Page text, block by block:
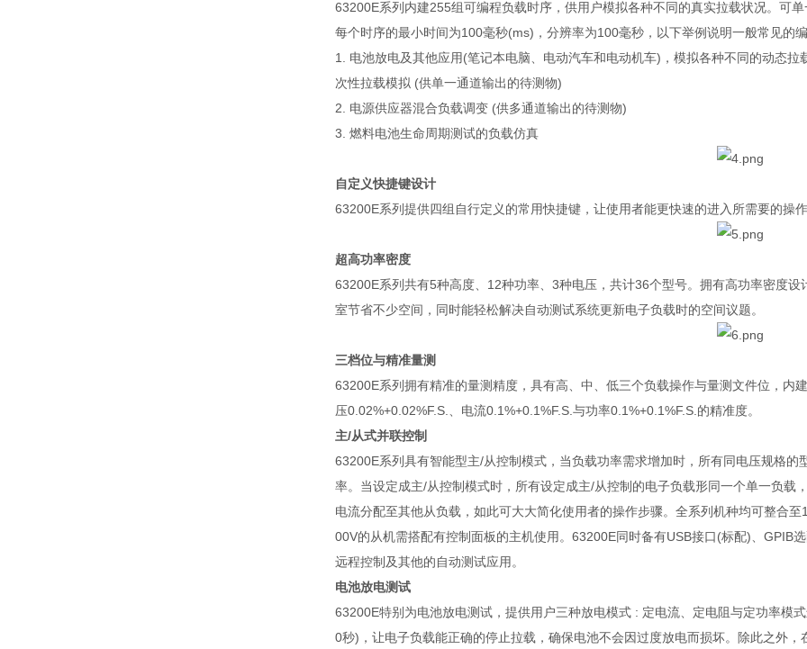
63200E系列内建255组可编程负载时序，供用户模拟各种不同的真实拉载状况。可
每个时序的最小时间为100毫秒(ms) ，分辨率为100毫秒，以下举例说明一般常见的编
1. 电池放电及其他应用(笔记本电脑、电动汽车和电动机车) ，模拟各种不同的动态
次性拉载模拟 (供单一通道输出的待测物)
2. 电源供应器混合负载调变 (供多通道输出的待测物)
3. 燃料电池生命周期测试的负载仿真
自定义快捷键设计
63200E系列提供四组自行定义的常用快捷键，让使用者能更快速的进入所需要的操
超高功率密度
63200E系列共有5种高度、 12种功率、 3种电压，共计36个型号。拥有高功率密度设
室节省不少空间，同时能轻松解决自动测试系统更新电子负载时的空间议题。
三档位与精准量测
63200E系列拥有精准的量测精度，具有高、中、低三个负载操作与量测文件位，内
压0.02%+0.02%F.S. 、电流0.1%+0.1%F.S. 与功率0.1%+0.1%F.S. 的精准度。
主/从式并联控制
63200E系列具有智能型主/从控制模式，当负载功率需求增加时，所有同电压规格的
率。当设定成主/从控制模式时，所有设定成主/从控制的电子负载形同一个单一负载
电流分配至其他从负载，如此可大大简化使用者的操作步骤。全系列机种均可整合至
00V的从机需搭配有控制面板的主机使用。 63200E同时备有USB接口(标配) GPIB
远程控制及其他的自动测试应用。
电池放电测试
63200E特别为电池放电测试，提供用户三种放电模式 : 定电流、定电阻与定功率模
0秒) ，让电子负载能正确的停止拉载，确保电池不会因过度放电而损坏。除此之外